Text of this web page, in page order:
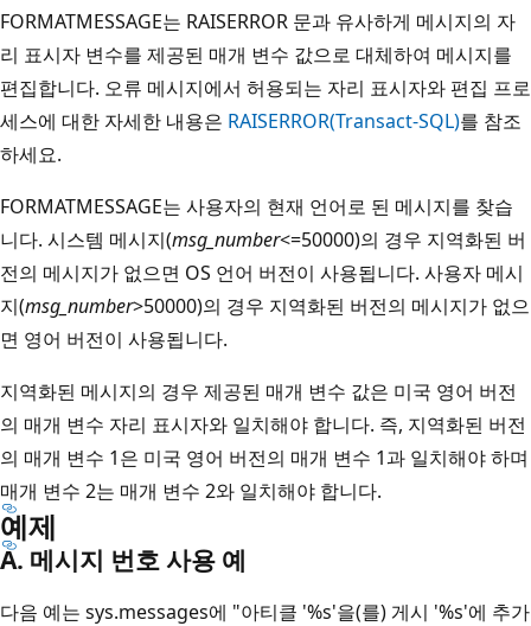
FORMATMESSAGE는 RAISERROR 문과 유사하게 메시지의 자
리 표시자 변수를 제공된 매개 변수 값으로 대체하여 메시지를
편집합니다. 오류 메시지에서 허용되는 자리 표시자와 편집 프로
세스에 대한 자세한 내용은 RAISERROR(Transact-SQL)를 참조
하세요.
FORMATMESSAGE는 사용자의 현재 언어로 된 메시지를 찾습
니다. 시스템 메시지(msg_number<=50000)의 경우 지역화된 버
전의 메시지가 없으면 OS 언어 버전이 사용됩니다. 사용자 메시
지(msg_number>50000)의 경우 지역화된 버전의 메시지가 없으
면 영어 버전이 사용됩니다.
지역화된 메시지의 경우 제공된 매개 변수 값은 미국 영어 버전
의 매개 변수 자리 표시자와 일치해야 합니다. 즉, 지역화된 버전
의 매개 변수 1은 미국 영어 버전의 매개 변수 1과 일치해야 하며
매개 변수 2는 매개 변수 2와 일치해야 합니다.
예제
A. 메시지 번호 사용 예
다음 예는 sys.messages에 "아티클 '%s'을(를) 게시 '%s'에 추가